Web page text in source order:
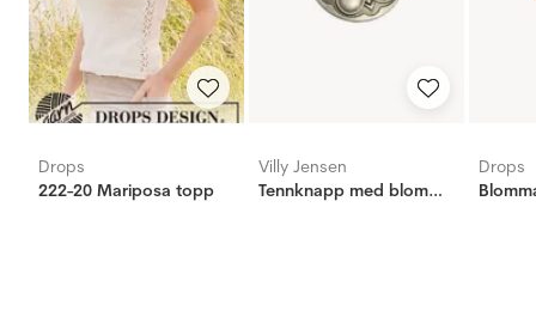
Drops
222-20 Mariposa topp
Villy Jensen
Tennknapp med blomma, 20mm
Drops